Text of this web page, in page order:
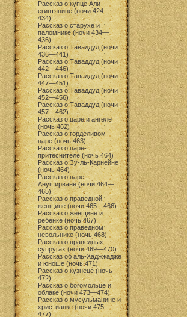
Рассказ о купце Али
египтянине (ночи 424—
434)
Рассказ о старухе и
паломнике (ночи 434—
436)
Рассказ о Таваддуд (ночи
436—441)
Рассказ о Таваддуд (ночи
442—446)
Рассказ о Таваддуд (ночи
447—451)
Рассказ о Таваддуд (ночи
452—456)
Рассказ о Таваддуд (ночи
457—462)
Рассказ о царе и ангеле
(ночь 462)
Рассказ о горделивом
царе (ночь 463)
Рассказ о царе-
притеснителе (ночь 464)
Рассказ о Зу-ль-Карнейне
(ночь 464)
Рассказ о царе
Ануширване (ночи 464—
465)
Рассказ о праведной
женщине (ночи 465—466)
Рассказ о женщине и
ребёнке (ночь 467)
Рассказ о праведном
невольнике (ночь 468)
Рассказ о праведных
супругах (ночи 469—470)
Рассказ об аль-Хаджжадже
и юноше (ночь 471)
Рассказ о кузнеце (ночь
472)
Рассказ о богомольце и
облаке (ночи 473—474)
Рассказ о мусульманине и
христианке (ночи 475—
477)